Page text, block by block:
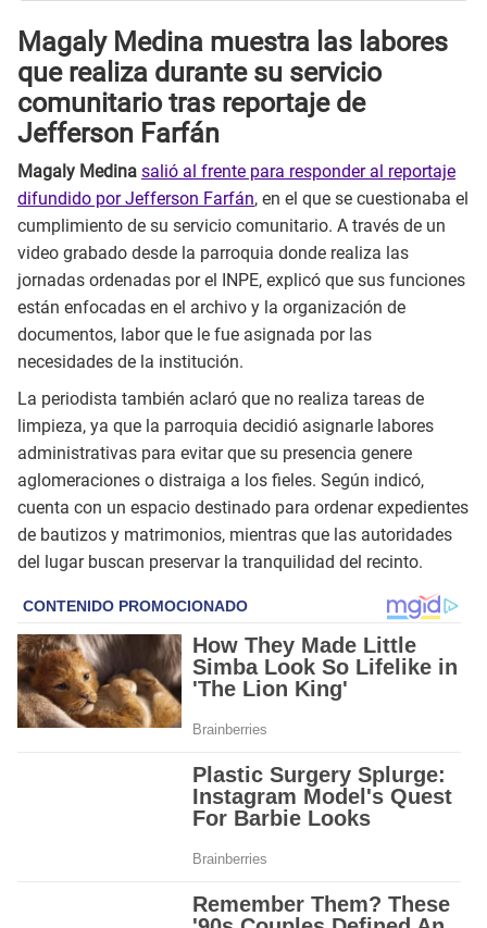
Magaly Medina muestra las labores
que realiza durante su servicio
comunitario tras reportaje de
Jefferson Farfán
Magaly Medina salió al frente para responder al reportaje
difundido por Jefferson Farfán, en el que se cuestionaba el
cumplimiento de su servicio comunitario. A través de un
video grabado desde la parroquia donde realiza las
jornadas ordenadas por el INPE, explicó que sus funciones
están enfocadas en el archivo y la organización de
documentos, labor que le fue asignada por las
necesidades de la institución.
La periodista también aclaró que no realiza tareas de
limpieza, ya que la parroquia decidió asignarle labores
administrativas para evitar que su presencia genere
aglomeraciones o distraiga a los fieles. Según indicó,
cuenta con un espacio destinado para ordenar expedientes
de bautizos y matrimonios, mientras que las autoridades
del lugar buscan preservar la tranquilidad del recinto.